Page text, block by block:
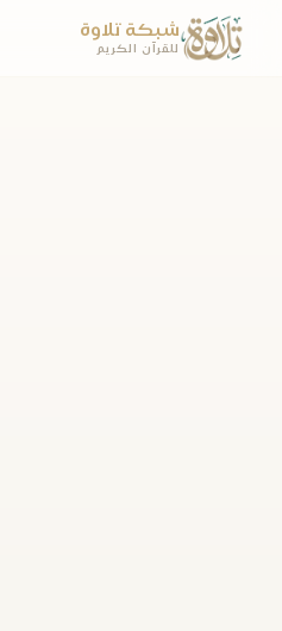
شبكة تلاوة
للقرآن الكريم